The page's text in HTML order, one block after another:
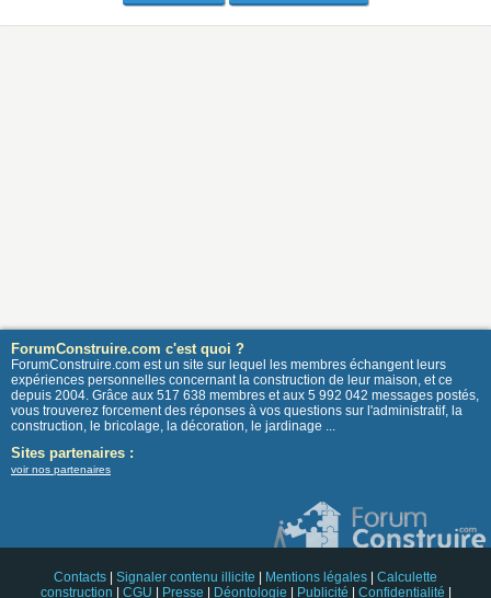
ForumConstruire.com c'est quoi ?
ForumConstruire.com est un site sur lequel les membres échangent leurs
expériences personnelles concernant la construction de leur maison, et ce
depuis 2004. Grâce aux 517 638 membres et aux 5 992 042 messages postés,
vous trouverez forcement des réponses à vos questions sur l'administratif, la
construction, le bricolage, la décoration, le jardinage ...
Sites partenaires :
voir nos partenaires
Contacts Signaler contenu illicite Mentions légales
Calculette
construction
CGU Presse Déontologie Publicité Confidentialité